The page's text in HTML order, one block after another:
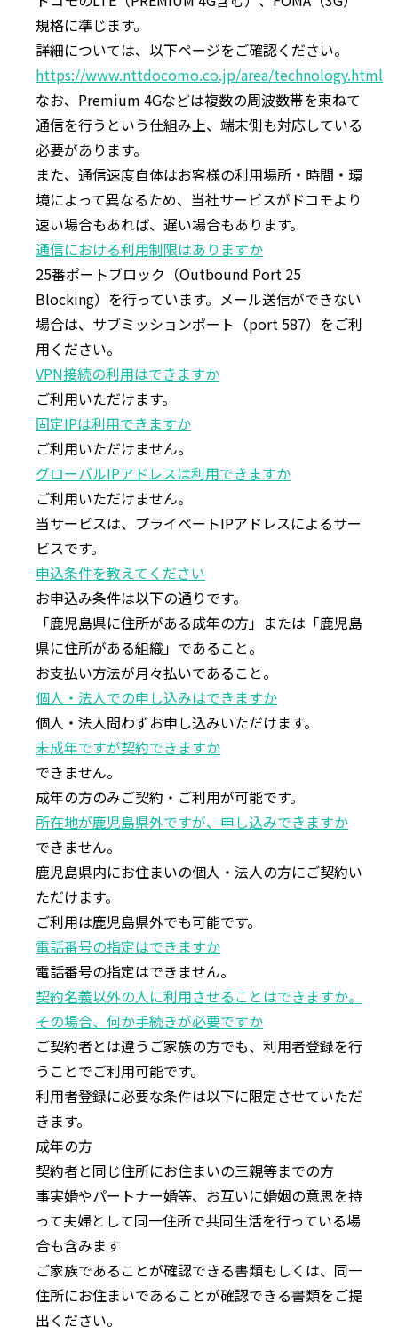
規格に準じます。
詳細については、以下ページをご確認ください。
https://www.nttdocomo.co.jp/area/technology.html
なお、Premium 4Gなどは複数の周波数帯を束ねて
通信を行うという仕組み上、端末側も対応している
必要があります。
また、通信速度自体はお客様の利用場所・時間・環
境によって異なるため、当社サービスがドコモより
速い場合もあれば、遅い場合もあります。
通信における利⽤制限はありますか
25番ポートブロック（Outbound Port 25
Blocking）を⾏っています。メール送信ができない
場合は、サブミッションポート（port 587）をご利
⽤ください。
VPN接続の利⽤はできますか
ご利⽤いただけます。
固定IPは利⽤できますか
ご利⽤いただけません。
グローバルIPアドレスは利用できますか
ご利用いただけません。
当サービスは、プライベートIPアドレスによるサー
ビスです。
申込条件を教えてください
お申込み条件は以下の通りです。
「⿅児島県に住所がある成年の方」または「⿅児島
県に住所がある組織」であること。
お⽀払い⽅法が⽉々払いであること。
個⼈・法⼈での申し込みはできますか
個⼈・法⼈問わずお申し込みいただけます。
未成年ですが契約できますか
できません。
成年の方のみご契約・ご利用が可能です。
所在地が⿅児島県外ですが、申し込みできますか
できません。
⿅児島県内にお住まいの個⼈・法⼈の⽅にご契約い
ただけます。
ご利⽤は⿅児島県外でも可能です。
電話番号の指定はできますか
電話番号の指定はできません。
契約名義以外の⼈に利⽤させることはできますか。
その場合、何か⼿続きが必要ですか
ご契約者とは違うご家族の⽅でも、利⽤者登録を⾏
うことでご利⽤可能です。
利⽤者登録に必要な条件は以下に限定させていただ
きます。
成年の方
契約者と同じ住所にお住まいの三親等までの⽅
事実婚やパートナー婚等、お互いに婚姻の意思を持
って夫婦として同⼀住所で共同⽣活を⾏っている場
合も含みます
ご家族であることが確認できる書類もしくは、同⼀
住所にお住まいであることが確認できる書類をご提
出ください。